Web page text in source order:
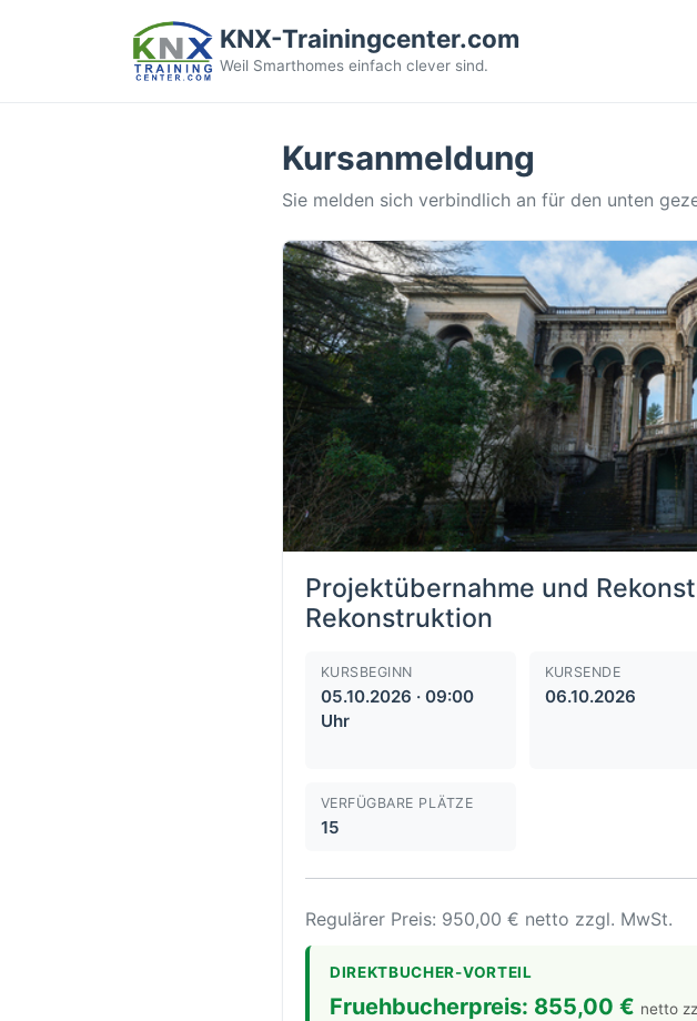
KNX-Trainingcenter.com
Weil Smarthomes einfach clever sind.
Kursanmeldung
Sie melden sich verbindlich an für den unten
Projektübernahme und
Rekonstruktion
KURSBEGINN
05.10.2026 · 09:00
Uhr
KURSENDE
06.10.2026
VERFÜGBARE PLÄTZE
15
Regulärer Preis: 950,00 € netto zzgl. MwSt.
DIREKTBUCHER-VORTEIL
Fruehbucherpreis: 855,00 € netto